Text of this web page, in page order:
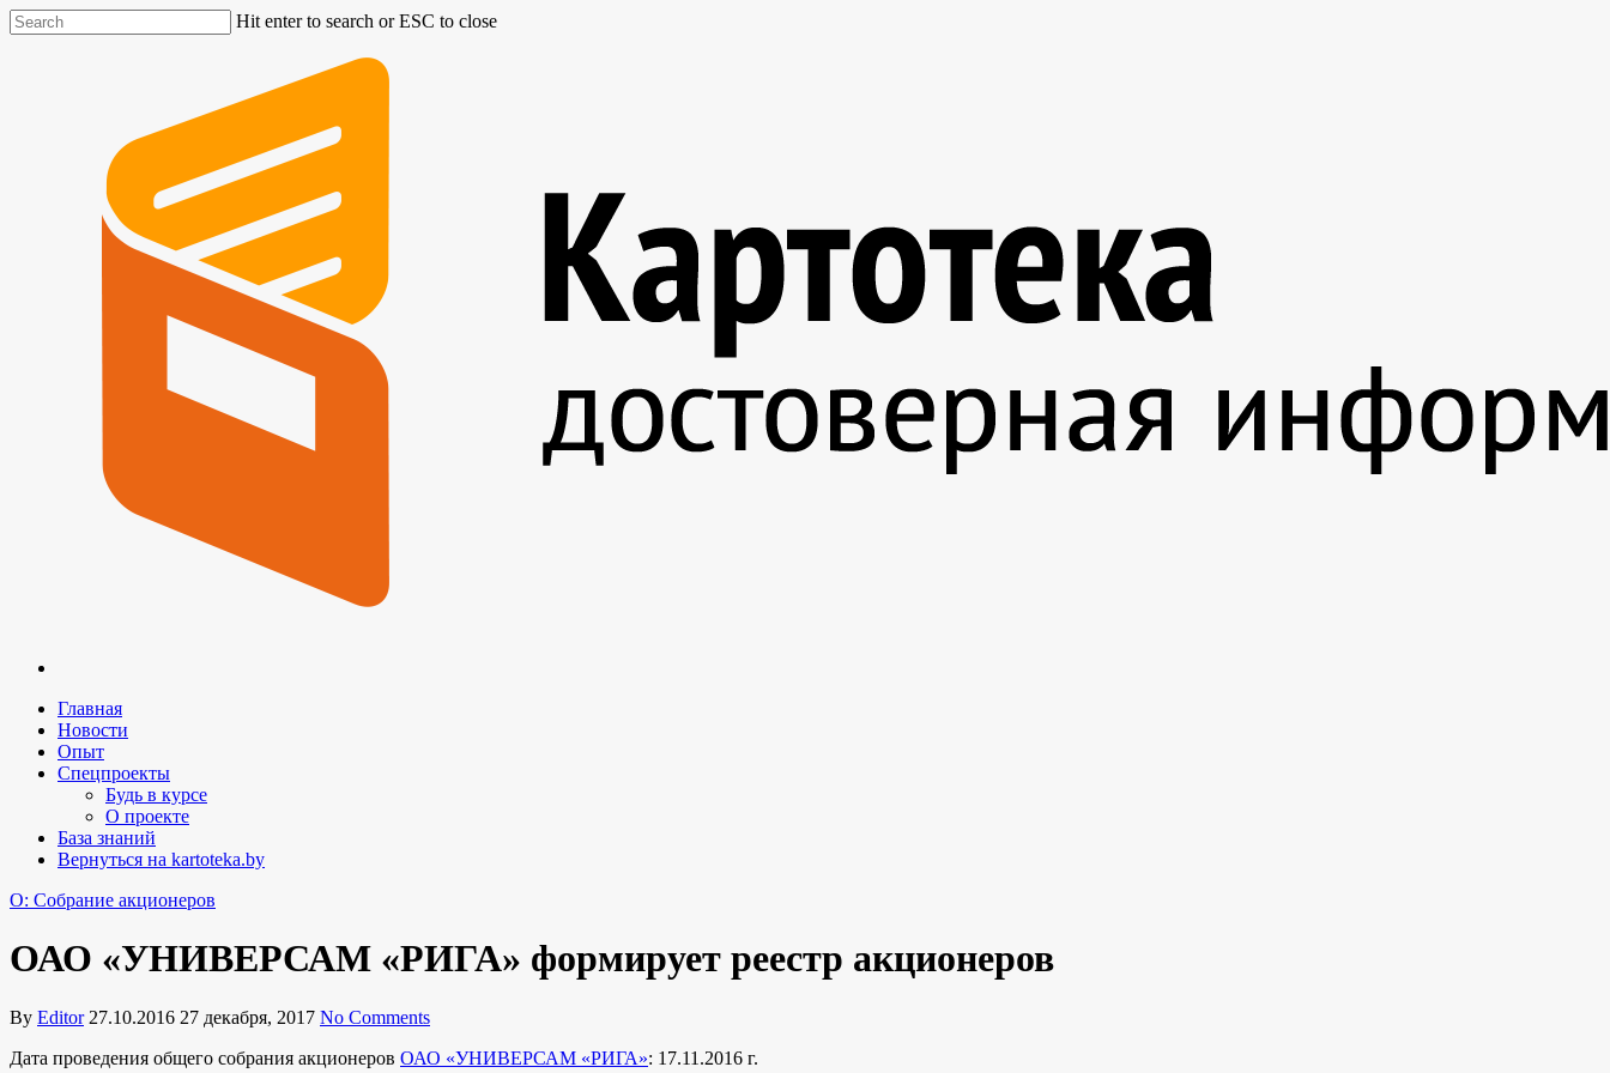
Hit enter to search or ESC to close
Главная
Новости
Опыт
Спецпроекты
Будь в курсе
О проекте
База знаний
Вернуться на kartoteka.by
O: Собрание акционеров
ОАО «УНИВЕРСАМ «РИГА» формирует реестр акционеров
By Editor 27.10.2016 27 декабря, 2017 No Comments
Дата проведения общего собрания акционеров ОАО «УНИВЕРСАМ «РИГА»: 17.11.2016 г.